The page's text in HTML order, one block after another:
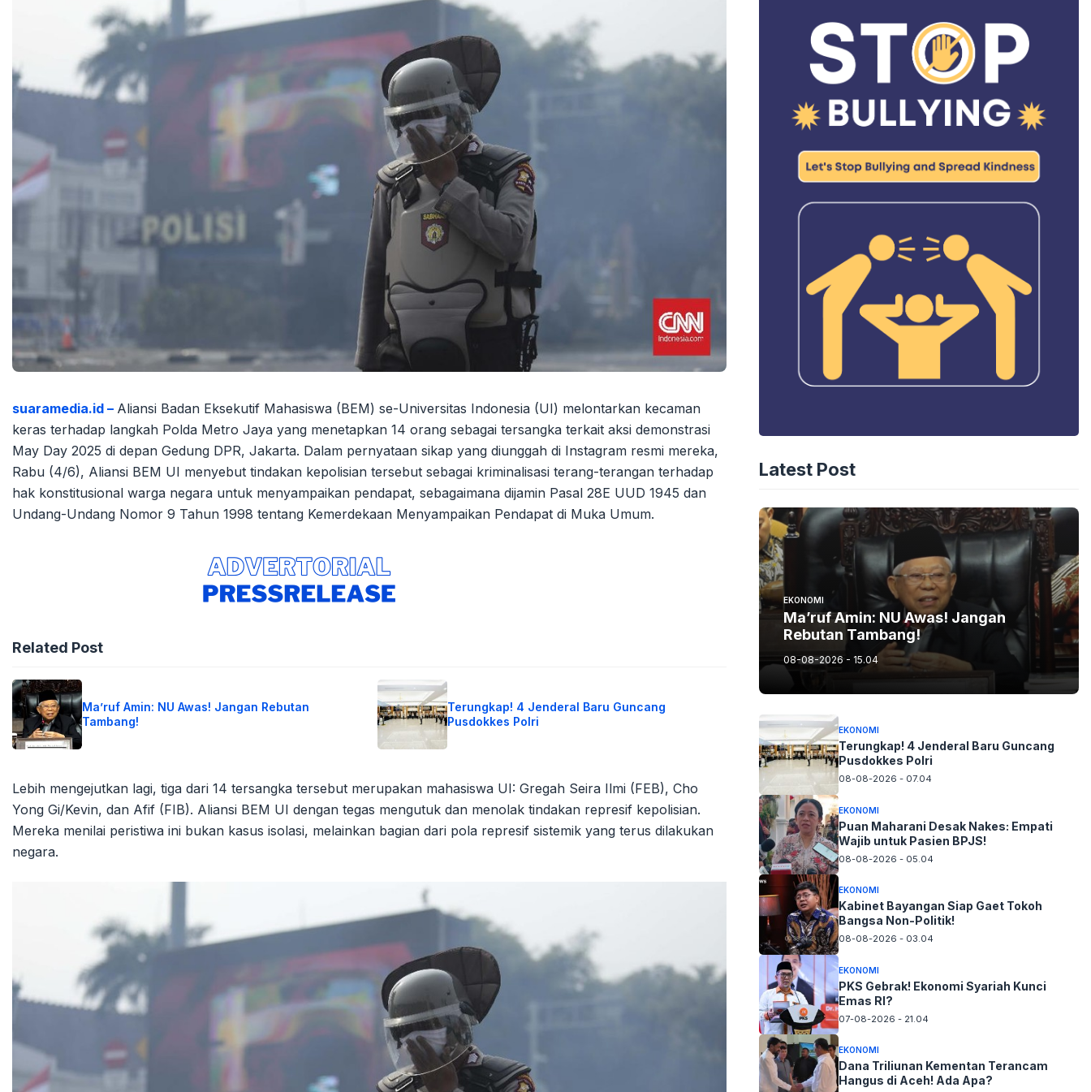
suaramedia.id – Aliansi Badan Eksekutif Mahasiswa (BEM) se-Universitas Indonesia (UI) melontarkan kecaman
keras terhadap langkah Polda Metro Jaya yang menetapkan 14 orang sebagai tersangka terkait aksi demonstrasi
May Day 2025 di depan Gedung DPR, Jakarta. Dalam pernyataan sikap yang diunggah di Instagram resmi mereka,
Rabu (4/6), Aliansi BEM UI menyebut tindakan kepolisian tersebut sebagai kriminalisasi terang-terangan terhadap
hak konstitusional warga negara untuk menyampaikan pendapat, sebagaimana dijamin Pasal 28E UUD 1945 dan
Undang-Undang Nomor 9 Tahun 1998 tentang Kemerdekaan Menyampaikan Pendapat di Muka Umum.
Related Post
Ma’ruf Amin: NU Awas! Jangan Rebutan
Tambang!
Terungkap! 4 Jenderal Baru Guncang
Pusdokkes Polri
Lebih mengejutkan lagi, tiga dari 14 tersangka tersebut merupakan mahasiswa UI: Gregah Seira Ilmi (FEB), Cho
Yong Gi/Kevin, dan Afif (FIB). Aliansi BEM UI dengan tegas mengutuk dan menolak tindakan represif kepolisian.
Mereka menilai peristiwa ini bukan kasus isolasi, melainkan bagian dari pola represif sistemik yang terus dilakukan
negara.
Latest Post
EKONOMI
Ma’ruf Amin: NU Awas! Jangan
Rebutan Tambang!
08-08-2026 - 15.04
EKONOMI
Terungkap! 4 Jenderal Baru Guncang
Pusdokkes Polri
08-08-2026 - 07.04
EKONOMI
Puan Maharani Desak Nakes: Empati
Wajib untuk Pasien BPJS!
08-08-2026 - 05.04
EKONOMI
Kabinet Bayangan Siap Gaet Tokoh
Bangsa Non-Politik!
08-08-2026 - 03.04
EKONOMI
PKS Gebrak! Ekonomi Syariah Kunci
Emas RI?
07-08-2026 - 21.04
EKONOMI
Dana Triliunan Kementan Terancam
Hangus di Aceh! Ada Apa?